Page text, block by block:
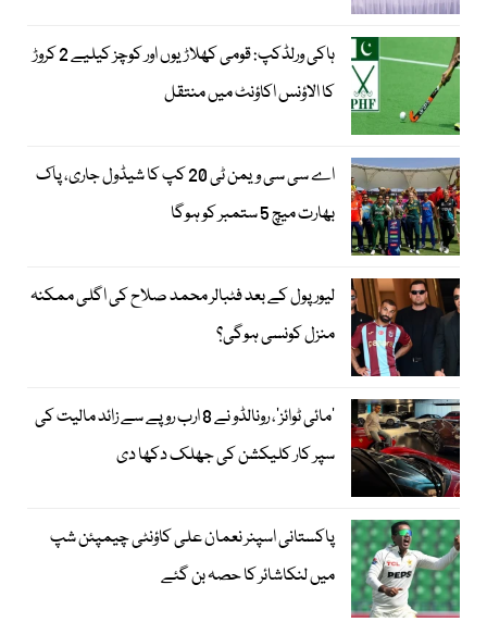
ہاکی ورلڈکپ: قومی کھلاڑیوں اور کوچز کیلیے 2 کروڑ
کا الاؤنس اکاؤنٹ میں منتقل
اے سی سی ویمن ٹی 20 کپ کا شیڈول جاری، پاک
بھارت میچ 5 ستمبر کو ہوگا
لیور پول کے بعد فٹبالر محمد صلاح کی اگلی ممکنہ
منزل کونسی ہوگی؟
’مائی ٹوائز‘، رونالڈو نے 8 ارب روپے سے زائد مالیت کی
سپر کار کلیکشن کی جھلک دکھا دی
پاکستانی اسپنر نعمان علی کاؤنٹی چیمپئن شپ
میں لنکاشائر کا حصہ بن گئے